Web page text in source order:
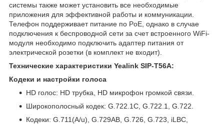
системы также может установить все необходимые
приложения для эффективной работы и коммуникации.
Телефон поддерживает питание по PoE, однако в случае
подключения к беспроводной сети за счет встроенного WiFi-
модуля необходимо подключить адаптер питания от
электрической розетки (в комплект не входит).
Технические характеристики Yealink SIP-T56A:
Кодеки и настройки голоса
HD голос: HD трубка, HD микрофон громкой связи.
Широкополосный кодек: G.722.1C, G.722.1, G.722.
Кодеки: G.711(A/u), G.729AB, G.726, G.723, iLBC,